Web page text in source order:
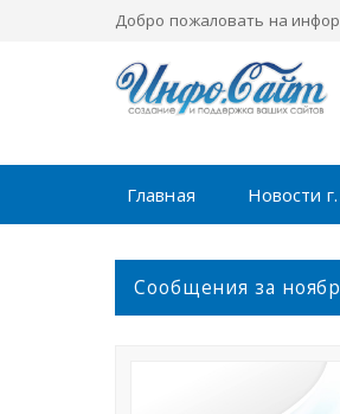
Добро пожаловать на
Главная Новости
Сообщения за